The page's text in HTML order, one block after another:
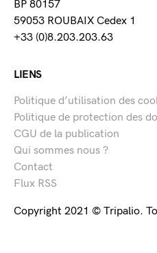
BP 80157
59053 ROUBAIX Cedex 1
+33 (0)8.203.203.63
LIENS
Politique d’utilisation des
Politique de protection des
CGU de la publication
Qui sommes nous ?
Contact
Flux RSS
Copyright 2021 © Tripalio.